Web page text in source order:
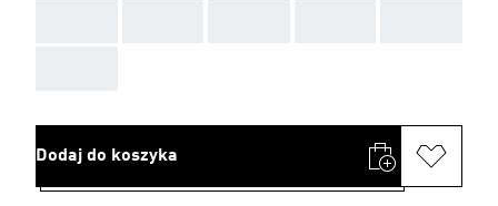
Dodaj do koszyka